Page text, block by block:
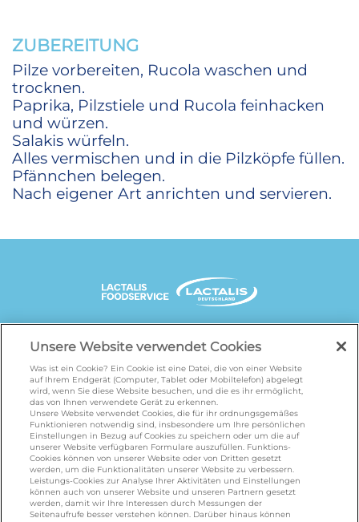
ZUBEREITUNG
Pilze vorbereiten, Rucola waschen und
trocknen.
Paprika, Pilzstiele und Rucola feinhacken
und würzen.
Salakis würfeln.
Alles vermischen und in die Pilzköpfe füllen.
Pfännchen belegen.
Nach eigener Art anrichten und servieren.
UNSERE MARKENSEITEN
galbani.de/leerdammer.de/president.de
salakis.de/frankenland.com/
omiramilch.de/minusl.de
KONTAKT
Unsere Website verwendet Cookies
Was ist ein Cookie? Ein Cookie ist eine Datei, die von einer Website
auf Ihrem Endgerät (Computer, Tablet oder Mobiltelefon) abgelegt
wird, wenn Sie diese Website besuchen, und die es ihr ermöglicht,
das von Ihnen verwendete Gerät zu erkennen.
Unsere Website verwendet Cookies, die für ihr ordnungsgemäßes
Funktionieren notwendig sind, insbesondere um Ihre persönlichen
Einstellungen in Bezug auf Cookies zu speichern oder um die auf
unserer Website verfügbaren Formulare auszufüllen. Funktions-
Cookies können von unserer Website oder von Dritten gesetzt
werden, um die Funktionalitäten unserer Website zu verbessern.
Leistungs-Cookies zur Analyse Ihrer Aktivitäten und Einstellungen
können auch von unserer Website und unseren Partnern gesetzt
werden, damit wir Ihre Interessen durch Messungen der
Seitenaufrufe besser verstehen können. Darüber hinaus können